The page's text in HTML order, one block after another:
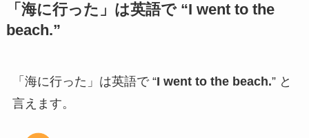
「海に行った」は英語で “I went to the
beach.”
「海に行った」は英語で “I went to the beach.” と
言えます。